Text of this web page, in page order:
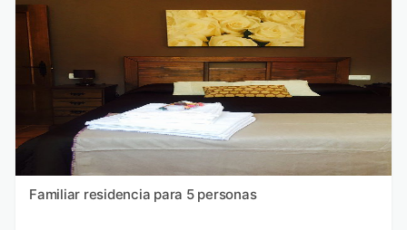
Familiar residencia para 5 personas